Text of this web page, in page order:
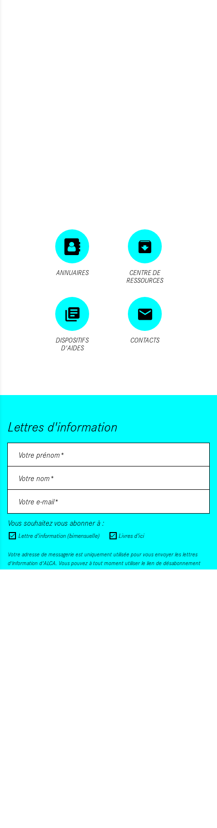
ANNUAIRES
CENTRE DE
RESSOURCES
DISPOSITIFS
D'AIDES
CONTACTS
Lettres d'information
Vous souhaitez vous abonner à :
Lettre d'information (bimensuelle) Livres d'ici
Votre adresse de messagerie est uniquement utilisée pour vous envoyer les lettres
d'information d'ALCA. Vous pouvez à tout moment utiliser le lien de désabonnement
intégré dans la lettre d'information. Pour en savoir plus, consultez notrePolitique de